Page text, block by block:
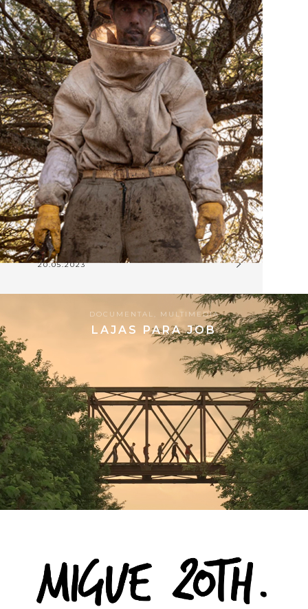
20.05.2023
70
19.05.2023
DOCUMENTAL , MULTIMEDIA
LAJAS PARA JOB